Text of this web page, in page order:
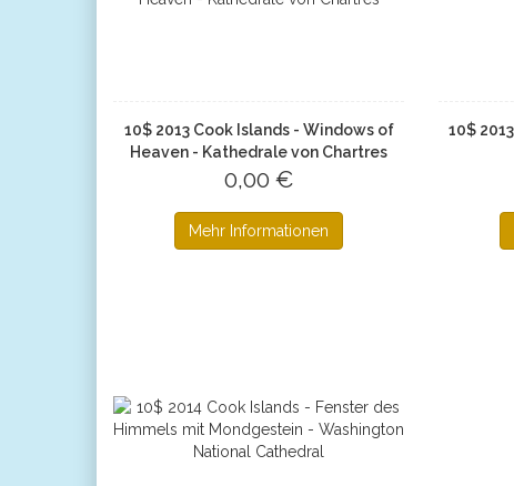
10$ 2013 Cook Islands - Windows of
Heaven - Kathedrale von Chartres
0,00 €
Mehr Informationen
10$